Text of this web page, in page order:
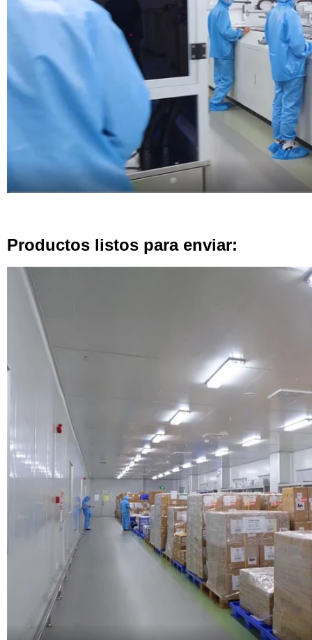
Productos listos para enviar: